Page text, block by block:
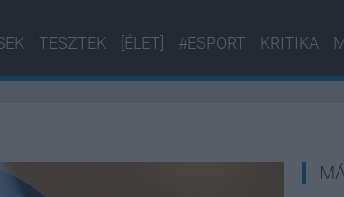
TESZTEK [ÉLET] #ESPORT KRITIKA